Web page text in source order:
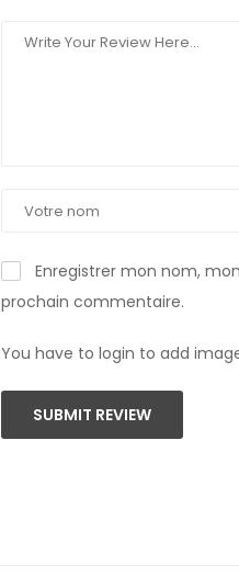
Enregistrer mon nom,
prochain commentaire.
You have to login to add
SUBMIT REVIEW